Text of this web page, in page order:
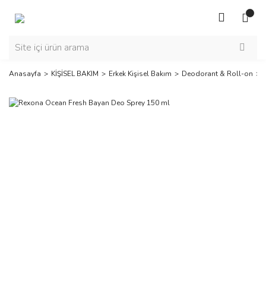
Anasayfa KİŞİSEL BAKIM Erkek Kişisel Bakım Deodorant & Roll-on